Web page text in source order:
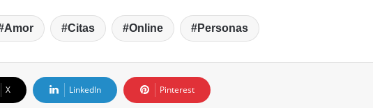
Amor Citas Online Personas
X LinkedIn Pinterest